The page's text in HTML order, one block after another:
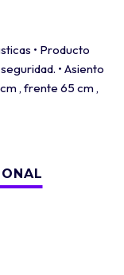
• Producto
• Asiento
, frente 65 cm ,